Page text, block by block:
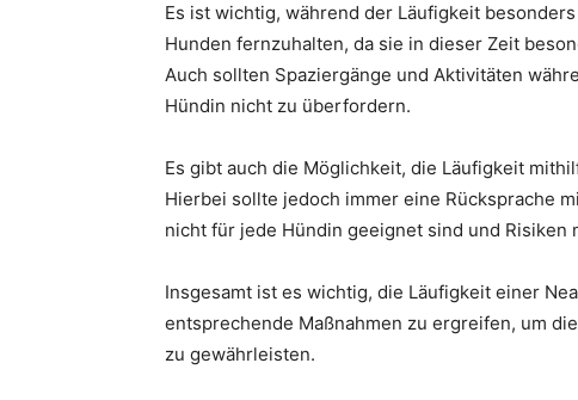
Es ist wichtig, während der Läufigkeit
Hunden fernzuhalten, da sie in dieser Zeit
Auch sollten Spaziergänge und Aktivitäten
Hündin nicht zu überfordern.
Es gibt auch die Möglichkeit, die Läufigkeit
Hierbei sollte jedoch immer eine Rücksprache
nicht für jede Hündin geeignet sind und Risiken
Insgesamt ist es wichtig, die Läufigkeit einer
entsprechende Maßnahmen zu ergreifen, um
zu gewährleisten.